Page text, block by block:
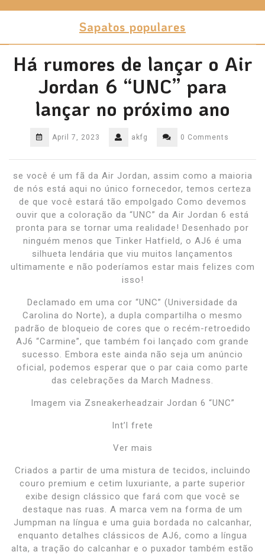
Sapatos populares
Há rumores de lançar o Air
Jordan 6 “UNC” para
lançar no próximo ano
April 7, 2023 akfg 0 Comments
se você é um fã da Air Jordan, assim como a maioria
de nós está aqui no único fornecedor, temos certeza
de que você estará tão empolgado Como devemos
ouvir que a coloração da “UNC” da Air Jordan 6 está
pronta para se tornar uma realidade! Desenhado por
ninguém menos que Tinker Hatfield, o AJ6 é uma
silhueta lendária que viu muitos lançamentos
ultimamente e não poderíamos estar mais felizes com
isso!
Declamado em uma cor “UNC” (Universidade da
Carolina do Norte), a dupla compartilha o mesmo
padrão de bloqueio de cores que o recém-retroedido
AJ6 “Carmine”, que também foi lançado com grande
sucesso. Embora este ainda não seja um anúncio
oficial, podemos esperar que o par caia como parte
das celebrações da March Madness.
Imagem via Zsneakerheadzair Jordan 6 “UNC”
Int’l frete
Ver mais
Criados a partir de uma mistura de tecidos, incluindo
couro premium e cetim luxuriante, a parte superior
exibe design clássico que fará com que você se
destaque nas ruas. A marca vem na forma de um
Jumpman na língua e uma guia bordada no calcanhar,
enquanto detalhes clássicos de AJ6, como a língua
alta, a tração do calcanhar e o puxador também estão